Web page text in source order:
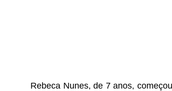
Rebeca Nunes, de 7 anos,